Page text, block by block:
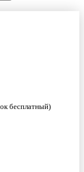
бесплатный)